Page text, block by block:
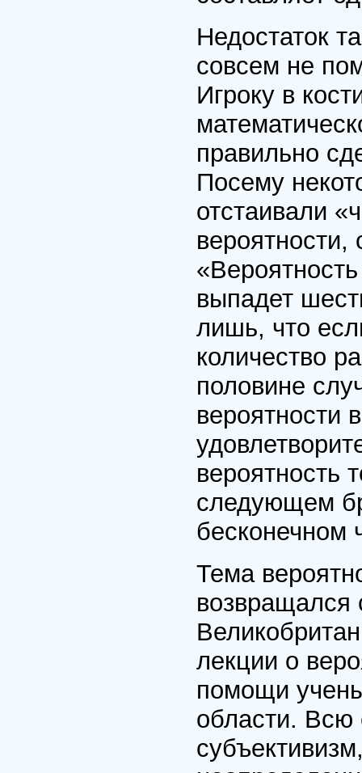
Недостаток
совсем не
Игроку в
правильно
Посему
отстаивали
вероятности,
выпадет
лишь, что
количество
половине
вероятности
вероятность
следующем
бесконечном
Тема
возвращался
лекции о
помощи
области. Всю